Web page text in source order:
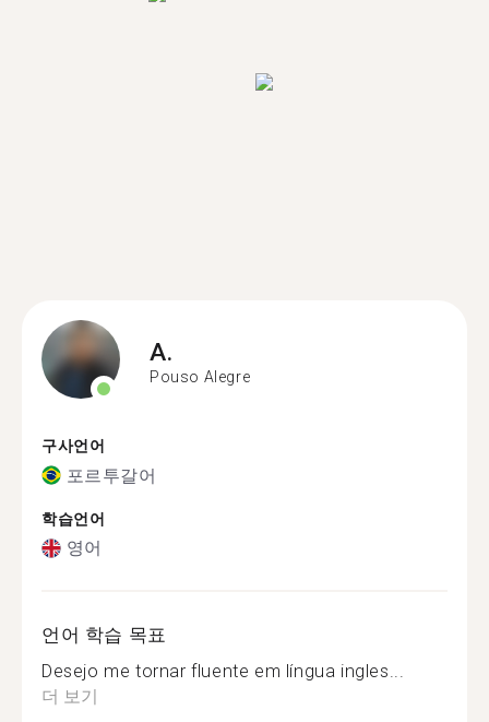
A.
Pouso Alegre
구사언어
포르투갈어
학습언어
영어
언어 학습 목표
Desejo me tornar fluente em língua ingles...
더 보기